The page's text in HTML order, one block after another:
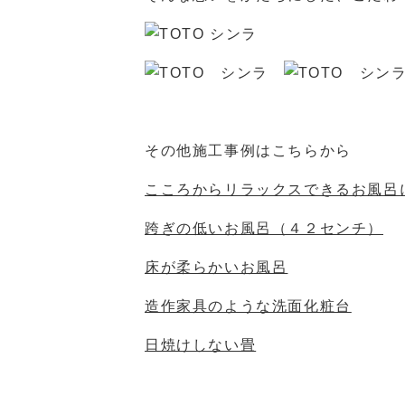
その他施工事例はこちらから
こころからリラックスできるお風呂
跨ぎの低いお風呂（４２センチ）
床が柔らかいお風呂
造作家具のような洗面化粧台
日焼けしない畳